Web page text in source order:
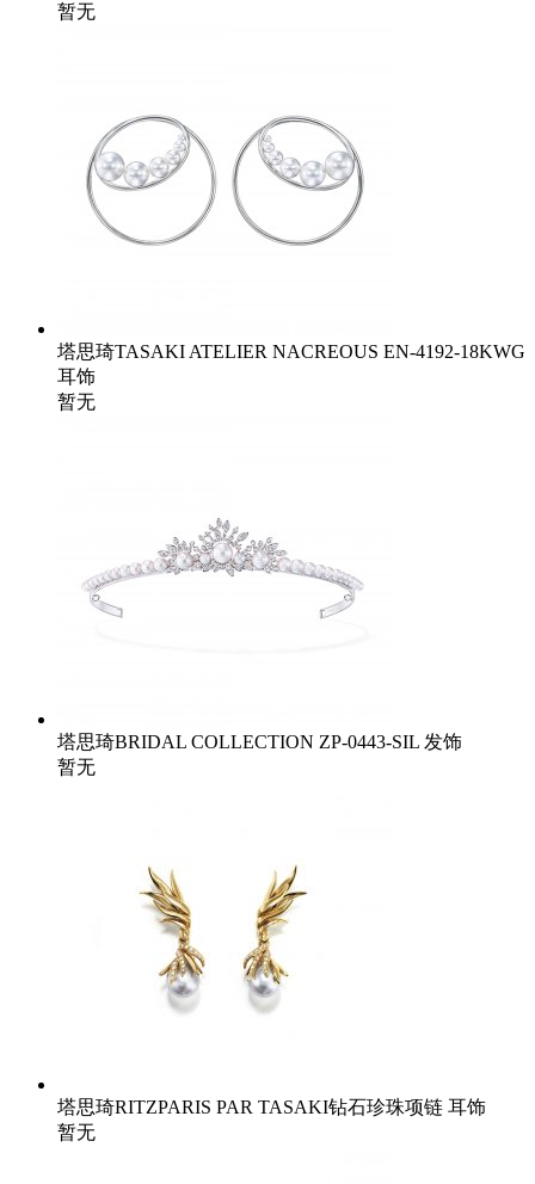
暂无
塔思琦TASAKI ATELIER NACREOUS EN-4192-18KWG
耳饰
暂无
塔思琦BRIDAL COLLECTION ZP-0443-SIL 发饰
暂无
塔思琦RITZPARIS PAR TASAKI钻石珍珠项链 耳饰
暂无